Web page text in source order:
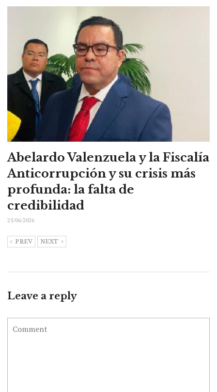
Abelardo Valenzuela y la Fiscalía
Anticorrupción y su crisis más
profunda: la falta de
credibilidad
25/06/2026
PREV NEXT
Leave a reply